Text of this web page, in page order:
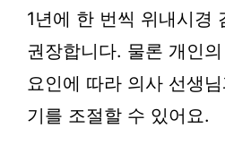
1년에 한 번씩 위내시경
권장합니다. 물론 개인
요인에 따라 의사 선생
기를 조절할 수 있어요.